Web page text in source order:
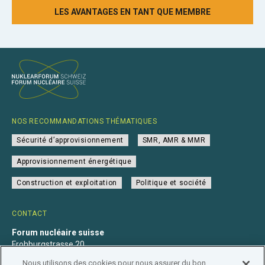
LES AVANTAGES EN TANT QUE MEMBRE
CONTACT
Forum nucléaire suisse
Frohburgstrasse 20
NOS RECOMMANDATIONS THÉMATIQUES
Sécurité d’approvisionnement SMR, AMR & MMR
Approvisionnement énergétique
Construction et exploitation Politique et société
Nous utilisons des cookies pour nous assurer du bon